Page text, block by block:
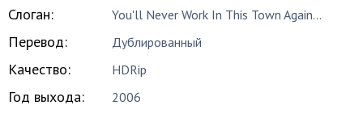
Слоган: You'll Never Work In This Town Again...
Перевод: Дублированный
Качество: HDRip
Год выхода: 2006